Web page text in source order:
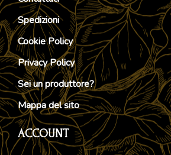
Spedizioni
Cookie Policy
Privacy Policy
Sei un produttore?
Mappa del sito
ACCOUNT